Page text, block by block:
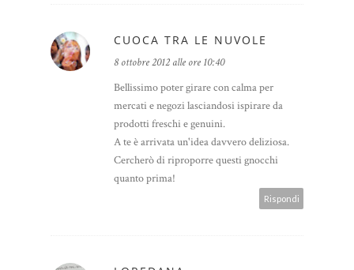
CUOCA TRA LE NUVOLE
8 ottobre 2012 alle ore 10:40
Bellissimo poter girare con calma per
mercati e negozi lasciandosi ispirare da
prodotti freschi e genuini.
A te è arrivata un'idea davvero deliziosa.
Cercherò di riproporre questi gnocchi
quanto prima!
Rispondi